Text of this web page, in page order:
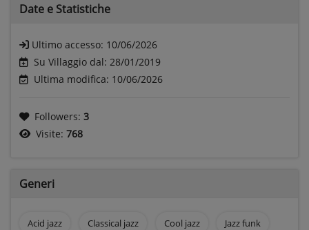
Date e Statistiche
Ultimo accesso: 10/06/2026
Su Villaggio dal: 28/01/2019
Ultima modifica: 10/06/2026
Followers: 3
Visite: 768
Generi
Acid jazz Classical jazz Cool jazz Jazz funk